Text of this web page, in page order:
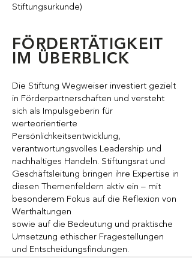
Stiftungsurkunde)
FÖRDERTÄTIGKEIT
IM ÜBERBLICK
Die Stiftung Wegweiser investiert gezielt
in Förderpartnerschaften und versteht
sich als Impulsgeberin für
werteorientierte
Persönlichkeitsentwicklung,
verantwortungsvolles Leadership und
nachhaltiges Handeln. Stiftungsrat und
Geschäftsleitung bringen ihre Expertise in
diesen Themenfeldern aktiv ein – mit
besonderem Fokus auf die Reflexion von
Werthaltungen
sowie auf die Bedeutung und praktische
Umsetzung ethischer Fragestellungen
und Entscheidungsfindungen.